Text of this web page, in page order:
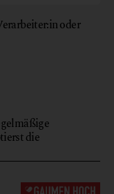
oder
die